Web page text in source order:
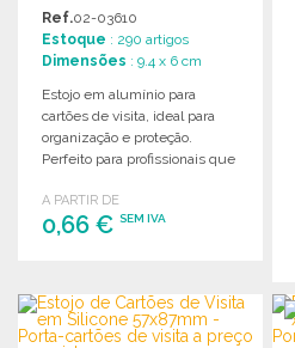
Ref.02-03610
Estoque : 290 artigos
Dimensões : 9.4 x 6 cm
Estojo em alumínio para
cartões de visita, ideal para
organização e proteção.
Perfeito para profissionais que
A PARTIR DE
0,66 € SEM IVA
Solicitar um orçamento